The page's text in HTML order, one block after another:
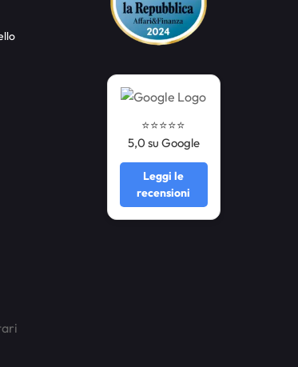
⭐️⭐️⭐️⭐️⭐️
5,0 su Google
Leggi le
recensioni